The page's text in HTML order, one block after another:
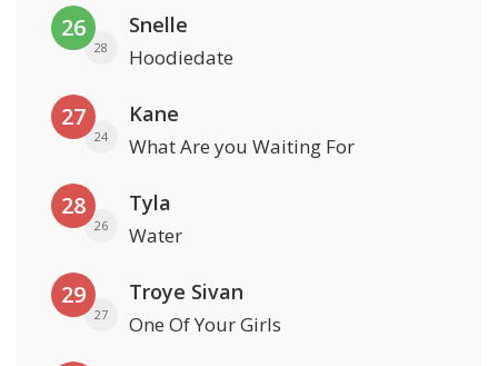
26
28
Snelle
Hoodiedate
27
24
Kane
What Are you Waiting For
28
26
Tyla
Water
29
27
Troye Sivan
One Of Your Girls